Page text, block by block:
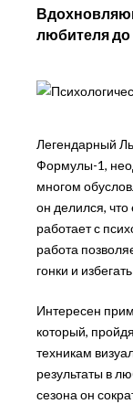
любителя
Легендарный
Формулы-1,
многом
он делился,
работает с
работа
гонки и
Интересен
который,
техникам
результаты в
сезона он